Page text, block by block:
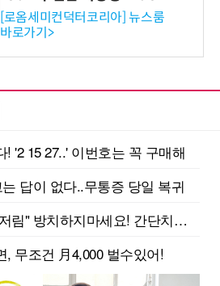
ET 개발
[로옴세미컨덕터코리아] 뉴스룸
바로가기>